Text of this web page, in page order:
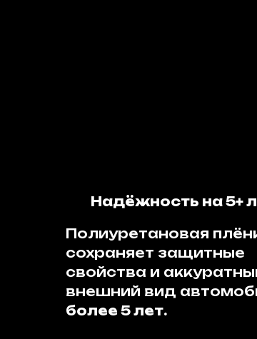
Надёжность на 5+
Полиуретановая
сохраняет защитные
свойства и
внешний вид
более 5 лет.